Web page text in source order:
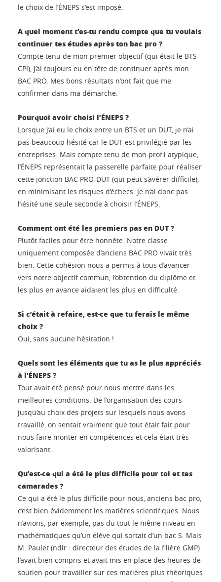
le choix de l’ÉNEPS s’est imposé.
A quel moment t’es-tu rendu compte que tu voulais
continuer tes études après ton bac pro ?
Compte tenu de mon premier objectif (qui était le BTS
CPI), j’ai toujours eu en tête de continuer après mon
BAC PRO. Mes bons résultats n’ont fait que me
confirmer dans ma démarche.
Pourquoi avoir choisi l’ÉNEPS ?
Lorsque j’ai eu le choix entre un BTS et un DUT, je n’ai
pas beaucoup hésité car le DUT est privilégié par les
entreprises. Mais compte tenu de mon profil atypique,
l’ÉNEPS représentait la passerelle parfaite pour réaliser
cette jonction BAC PRO-DUT (qui peut s’avérer difficile),
en minimisant les risques d’échecs. Je n’ai donc pas
hésité une seule seconde à choisir l’ÉNEPS.
Comment ont été les premiers pas en DUT ?
Plutôt faciles pour être honnête. Notre classe
uniquement composée d’anciens BAC PRO vivait très
bien. Cette cohésion nous a permis à tous d’avancer
vers notre objectif commun, l’obtention du diplôme et
les plus en avance aidaient les plus en difficulté.
Si c’était à refaire, est-ce que tu ferais le même
choix ?
Oui, sans aucune hésitation !
Quels sont les éléments que tu as le plus appréciés
à l’ÉNEPS ?
Tout avait été pensé pour nous mettre dans les
meilleures conditions. De l’organisation des cours
jusqu‘au choix des projets sur lesquels nous avons
travaillé, on sentait vraiment que tout était fait pour
nous faire monter en compétences et cela était très
valorisant.
Qu’est-ce qui a été le plus difficile pour toi et tes
camarades ?
Ce qui a été le plus difficile pour nous, anciens bac pro,
c’est bien évidemment les matières scientifiques. Nous
n’avions, par exemple, pas du tout le même niveau en
mathématiques qu’un élève qui sortait d’un bac S. Mais
M. Paulet (ndlr : directeur des études de la filière GMP)
l’avait bien compris et avait mis en place des heures de
soutien pour travailler sur ces matières plus théoriques